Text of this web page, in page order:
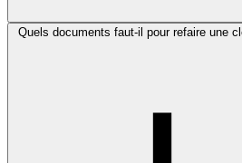
Quels documents faut-il pour refaire une